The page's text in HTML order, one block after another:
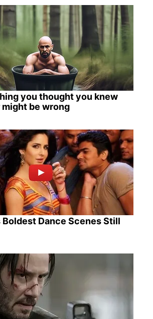
you thought you knew
be wrong
Boldest Dance Scenes Still